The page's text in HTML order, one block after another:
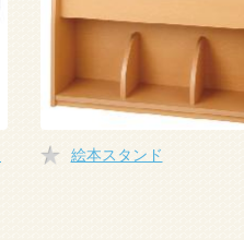
絵本スタンド